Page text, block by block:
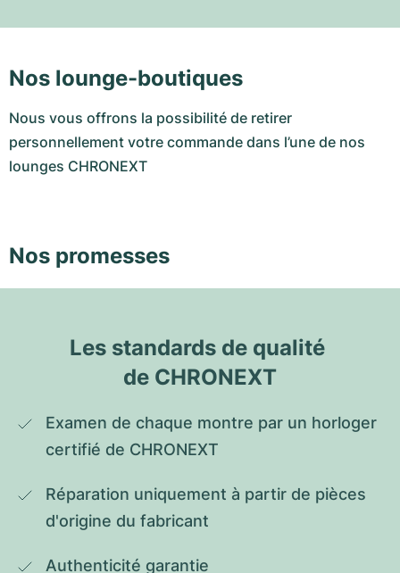
Nos lounge-boutiques
Nous vous offrons la possibilité de retirer
personnellement votre commande dans l’une de nos
lounges CHRONEXT
Nos promesses
Les standards de qualité
de CHRONEXT
Examen de chaque montre par un horloger
certifié de CHRONEXT
Réparation uniquement à partir de pièces
d'origine du fabricant
Authenticité garantie